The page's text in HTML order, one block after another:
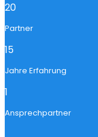
20
Partner
15
Jahre Erfahrung
1
Ansprechpartner